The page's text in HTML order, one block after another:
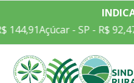
- SP - R$ 92,47Algodão -